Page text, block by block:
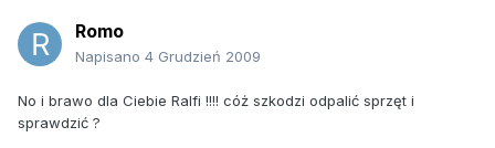
Romo
Napisano 4 Grudzień 2009
No i brawo dla Ciebie Ralfi !!!! cóż szkodzi odpalić sprzęt i
sprawdzić ?